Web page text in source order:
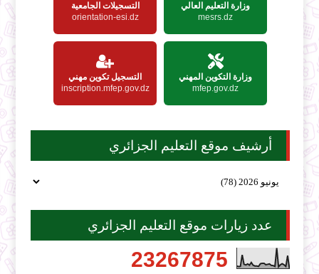
وزارة التعليم العالي
mesrs.dz
التسجيلات الجامعية
orientation-esi.dz
وزارة التكوين المهني
mfep.gov.dz
التسجيل تكوين مهني
inscription.mfep.gov.dz
أرشيف موقع التعليم الجزائري
عدد زيارات موقع التعليم الجزائري
23267875